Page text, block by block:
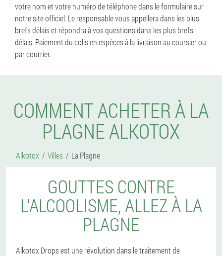
votre nom et votre numéro de téléphone dans le formulaire sur
notre site officiel. Le responsable vous appellera dans les plus
brefs délais et répondra à vos questions dans les plus brefs
délais. Paiement du colis en espèces à la livraison au coursier ou
par courrier.
COMMENT ACHETER À LA
PLAGNE ALKOTOX
Alkotox Villes La Plagne
GOUTTES CONTRE
L'ALCOOLISME, ALLEZ À LA
PLAGNE
Alkotox Drops est une révolution dans le traitement de